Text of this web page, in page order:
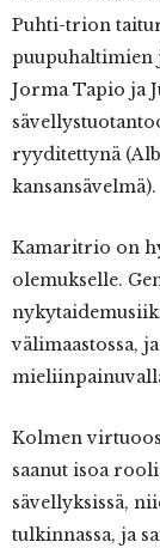
Puhti-trion
puupuhaltimien
Jorma Tapio ja
ryyditettynä
kansansävelmä).
Kamaritrio on
olemukselle.
välimaastossa,
Kolmen
saanut isoa
sävellyksissä,
tulkinnassa, ja